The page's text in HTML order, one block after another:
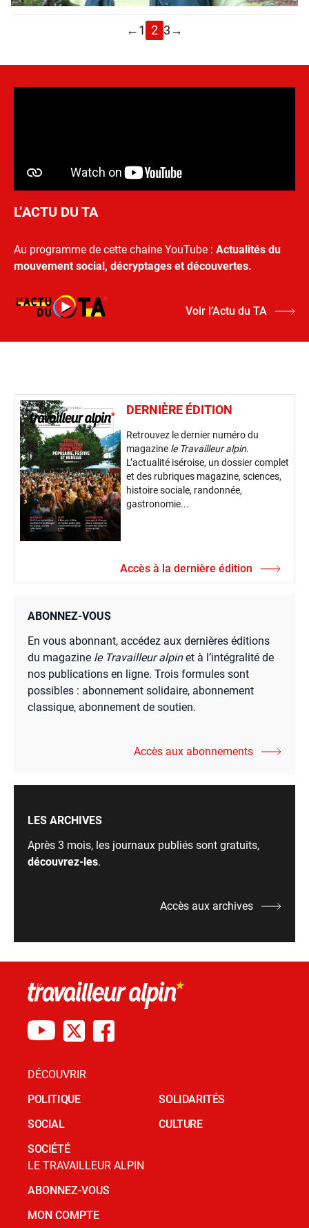
←1 2 3→
L’ACTU DU TA
Au programme de cette chaine YouTube : Actualités du
mouvement social, décryptages et découvertes.
Voir l’Actu du TA
DERNIÈRE ÉDITION
Retrouvez le dernier numéro du
magazine le Travailleur alpin.
L’actualité iséroise, un dossier complet
et des rubriques magazine, sciences,
histoire sociale, randonnée,
gastronomie...
Accès à la dernière édition
ABONNEZ-VOUS
En vous abonnant, accédez aux dernières éditions
du magazine le Travailleur alpinet à l’intégralité de
nos publications en ligne. Trois formules sont
possibles : abonnement solidaire, abonnement
classique, abonnement de soutien.
Accès aux abonnements
LES ARCHIVES
Après 3 mois, les journaux publiés sont gratuits,
découvrez-les.
Accès aux archives
DÉCOUVRIR
POLITIQUE
SOCIAL
SOCIÉTÉ
SOLIDARITÉS
CULTURE
LE TRAVAILLEUR ALPIN
ABONNEZ-VOUS
MON COMPTE